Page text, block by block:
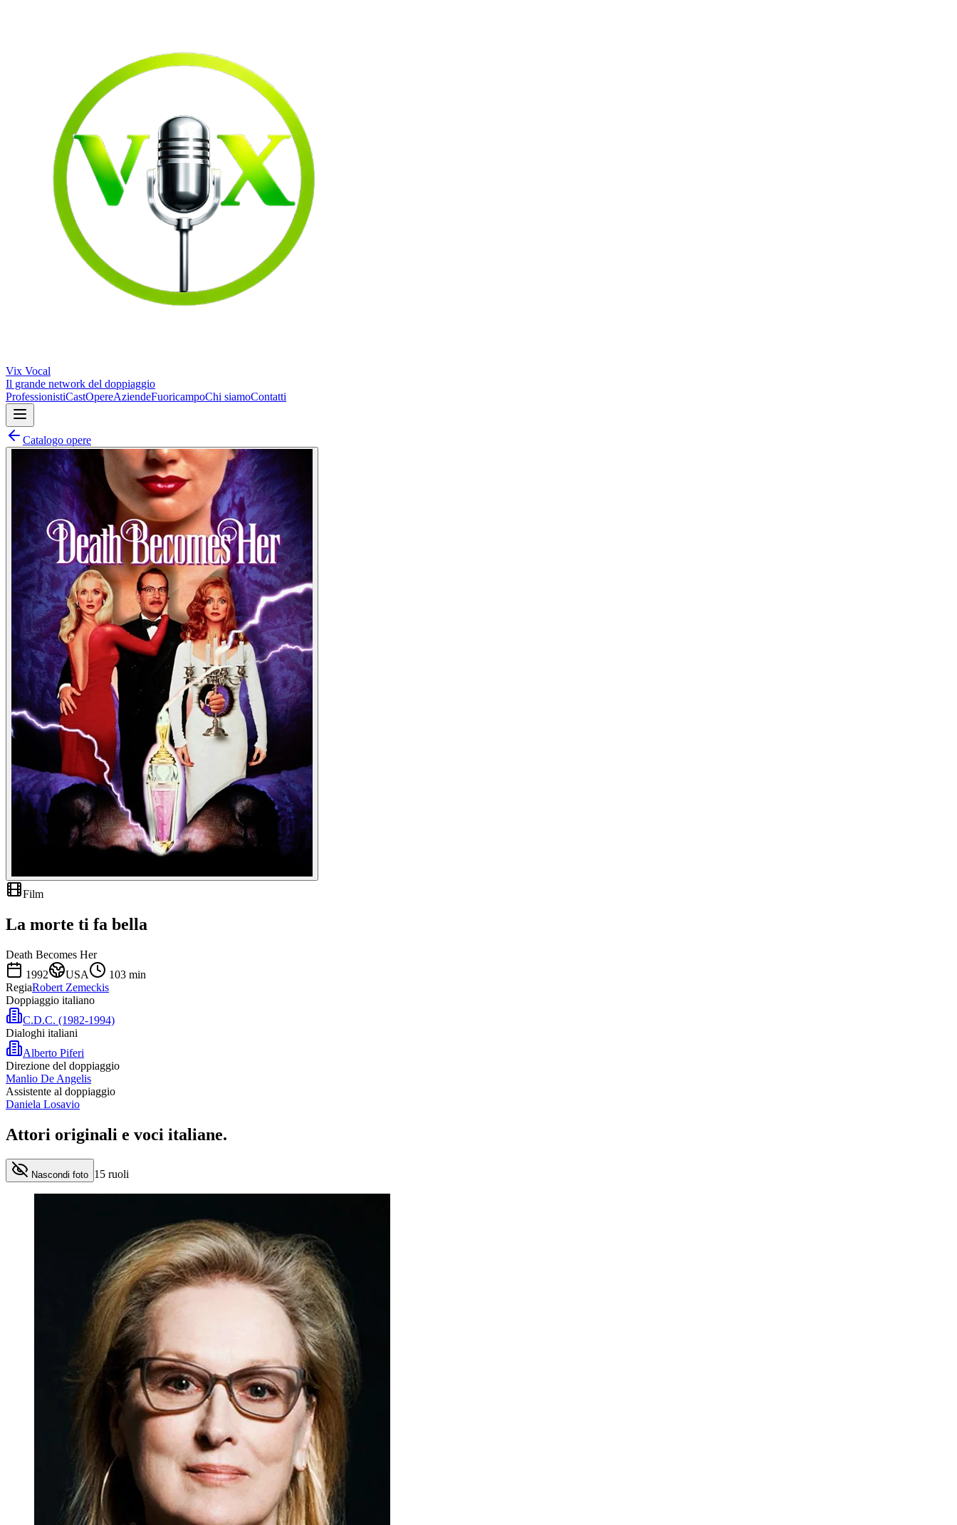
Vix Vocal
Il grande network del doppiaggio
ProfessionistiCastOpereAziendeFuoricampoChi siamoContatti
Catalogo opere
Film
La morte ti fa bella
Death Becomes Her
1992
USA 103 min
RegiaRobert Zemeckis
Doppiaggio italiano
C.D.C. (1982-1994)
Dialoghi italiani
Alberto Piferi
Direzione del doppiaggio
Manlio De Angelis
Assistente al doppiaggio
Daniela Losavio
Attori originali e voci italiane.
Nascondi foto 15 ruoli